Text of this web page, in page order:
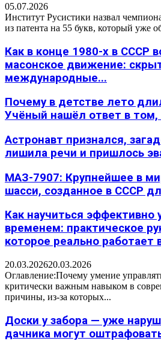
05.07.2026
Институт Русистики назвал
из патента на 55 букв, который уже
Как в конце 1980-х в СССР
масонское движение:
международные...
Почему в детстве лето
Учёный нашёл ответ в том,
Астронавт признался,
лишила речи и пришлось
МАЗ-7907: Крупнейшее в
шасси, созданное в СССР
Как научиться эффективно
временем: практическое
которое реально работает
20.03.202620.03.2026
Оглавление:Почему умение
критически важным навыком в
причины, из-за которых...
Доски у забора — уже
дачника могут